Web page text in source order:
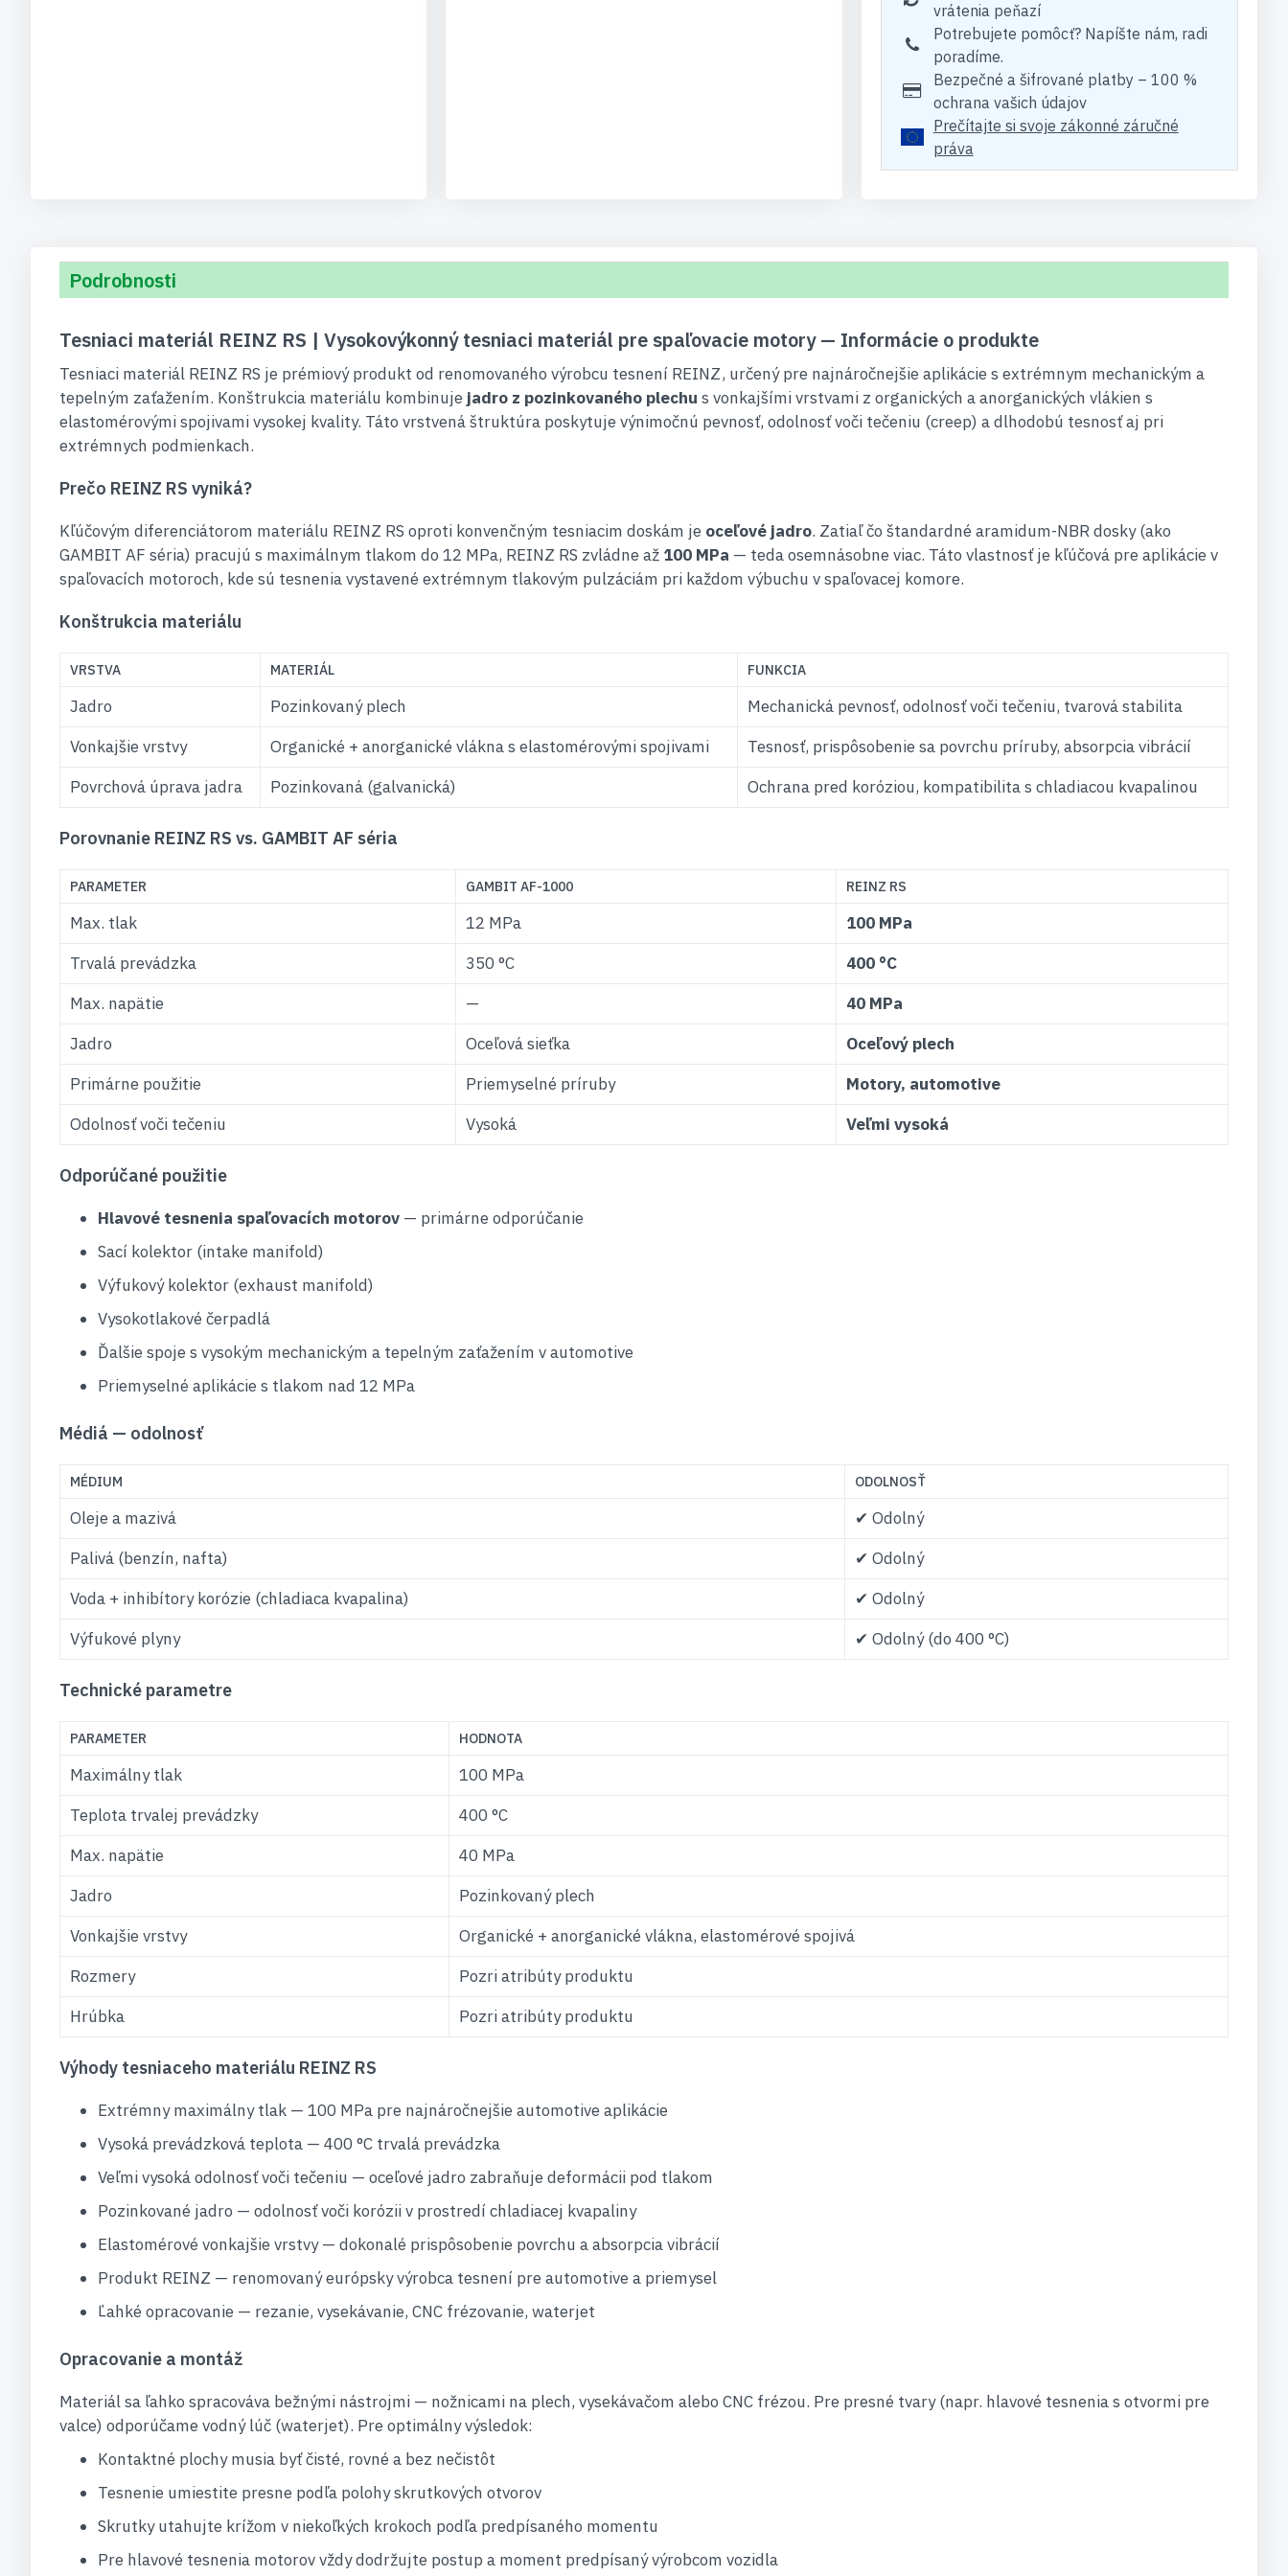
vrátenia peňazí
Potrebujete pomôcť? Napíšte nám, radi
poradíme.
Bezpečné a šifrované platby – 100 %
ochrana vašich údajov
Prečítajte si svoje zákonné záručné
práva
Podrobnosti
Tesniaci materiál REINZ RS | Vysokovýkonný tesniaci materiál pre spaľovacie motory — Informácie o produkte
Tesniaci materiál REINZ RS je prémiový produkt od renomovaného výrobcu tesnení REINZ, určený pre najnáročnejšie aplikácie s extrémnym mechanickým a
tepelným zaťažením. Konštrukcia materiálu kombinuje jadro z pozinkovaného plechu s vonkajšími vrstvami z organických a anorganických vlákien s
elastomérovými spojivami vysokej kvality. Táto vrstvená štruktúra poskytuje výnimočnú pevnosť, odolnosť voči tečeniu (creep) a dlhodobú tesnosť aj pri
extrémnych podmienkach.
Prečo REINZ RS vyniká?
Kľúčovým diferenciátorom materiálu REINZ RS oproti konvenčným tesniacim doskám je oceľové jadro. Zatiaľ čo štandardné aramidum-NBR dosky (ako
GAMBIT AF séria) pracujú s maximálnym tlakom do 12 MPa, REINZ RS zvládne až 100 MPa — teda osemnásobne viac. Táto vlastnosť je kľúčová pre aplikácie v
spaľovacích motoroch, kde sú tesnenia vystavené extrémnym tlakovým pulzáciám pri každom výbuchu v spaľovacej komore.
Konštrukcia materiálu
VRSTVA MATERIÁL FUNKCIA
Jadro Pozinkovaný plech
Mechanická pevnosť, odolnosť voči tečeniu, tvarová stabilita
Vonkajšie vrstvy
Organické + anorganické vlákna s elastomérovými spojivami
Tesnosť, prispôsobenie sa povrchu príruby, absorpcia vibrácií
Povrchová úprava jadra
Pozinkovaná (galvanická) Ochrana pred koróziou, kompatibilita s chladiacou kvapalinou
Porovnanie REINZ RS vs. GAMBIT AF séria
PARAMETER GAMBIT AF-1000 REINZ RS
Max. tlak 12 MPa
100 MPa
Trvalá prevádzka
350 °C
400 °C
Max. napätie
—
40 MPa
Jadro
Oceľová sieťka
Oceľový plech
Primárne použitie
Priemyselné príruby
Motory, automotive
Odolnosť voči tečeniu
Vysoká Veľmi vysoká
Odporúčané použitie
Hlavové tesnenia spaľovacích motorov — primárne odporúčanie
Sací kolektor (intake manifold)
Výfukový kolektor (exhaust manifold)
Vysokotlakové čerpadlá
Ďalšie spoje s vysokým mechanickým a tepelným zaťažením v automotive
Priemyselné aplikácie s tlakom nad 12 MPa
Médiá — odolnosť
MÉDIUM ODOLNOSŤ
Oleje a mazivá
✔ Odolný
Palivá (benzín, nafta)
✔ Odolný
Voda + inhibítory korózie (chladiaca kvapalina)
✔ Odolný
Výfukové plyny
✔ Odolný (do 400 °C)
Technické parametre
PARAMETER HODNOTA
Maximálny tlak
100 MPa
Teplota trvalej prevádzky
400 °C
Max. napätie
40 MPa
Jadro
Pozinkovaný plech
Vonkajšie vrstvy
Organické + anorganické vlákna, elastomérové spojivá
Rozmery
Pozri atribúty produktu
Hrúbka
Pozri atribúty produktu
Výhody tesniaceho materiálu REINZ RS
Extrémny maximálny tlak — 100 MPa pre najnáročnejšie automotive aplikácie
Vysoká prevádzková teplota — 400 °C trvalá prevádzka
Veľmi vysoká odolnosť voči tečeniu — oceľové jadro zabraňuje deformácii pod tlakom
Pozinkované jadro — odolnosť voči korózii v prostredí chladiacej kvapaliny
Elastomérové vonkajšie vrstvy — dokonalé prispôsobenie povrchu a absorpcia vibrácií
Produkt REINZ — renomovaný európsky výrobca tesnení pre automotive a priemysel
Ľahké opracovanie — rezanie, vysekávanie, CNC frézovanie, waterjet
Opracovanie a montáž
Materiál sa ľahko spracováva bežnými nástrojmi — nožnicami na plech, vysekávačom alebo CNC frézou. Pre presné tvary (napr. hlavové tesnenia s otvormi pre
valce) odporúčame vodný lúč (waterjet). Pre optimálny výsledok:
Kontaktné plochy musia byť čisté, rovné a bez nečistôt
Tesnenie umiestite presne podľa polohy skrutkových otvorov
Skrutky utahujte krížom v niekoľkých krokoch podľa predpísaného momentu
Pre hlavové tesnenia motorov vždy dodržujte postup a moment predpísaný výrobcom vozidla